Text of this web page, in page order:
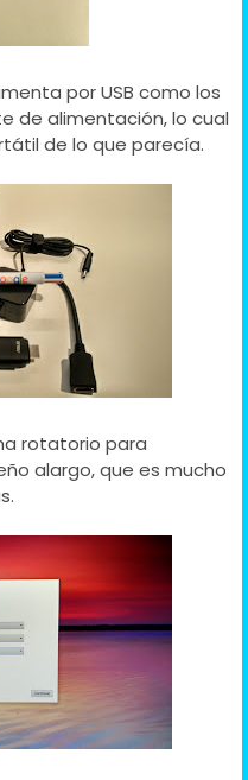
por USB como los
de alimentación, lo cual
de lo que parecía.
rotatorio para
alargo, que es mucho